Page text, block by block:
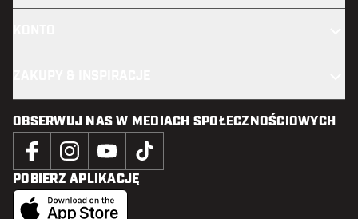
OBSERWUJ NAS W MEDIACH SPOŁECZNOŚCIOWYCH
POBIERZ APLIKACJĘ